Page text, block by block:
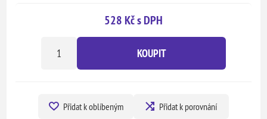
528 Kč s DPH
KOUPIT
Přidat k oblíbeným Přidat k porovnání